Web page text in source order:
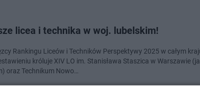
licea i technika w woj. lubelskim!
Rankingu Liceów i Techników Perspektywy 2025 w całym
króluje XIV LO im. Stanisława Staszica w Warszawie
oraz Technikum Nowo…